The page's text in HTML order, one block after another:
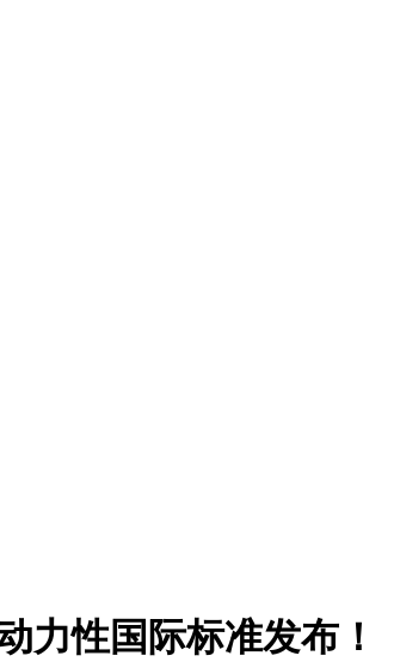
力性国际标准发布！